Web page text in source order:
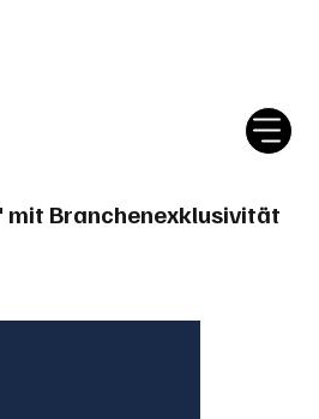
mit Branchenexklusivität